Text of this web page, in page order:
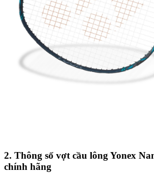
2. Thông số vợt cầu lông Yonex
chính hãng